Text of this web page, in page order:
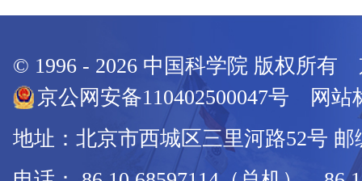
© 1996 - 2026 中国科学院 版权所有
京公网安备110402500047号 网站
地址：北京市西城区三里河路52号 邮